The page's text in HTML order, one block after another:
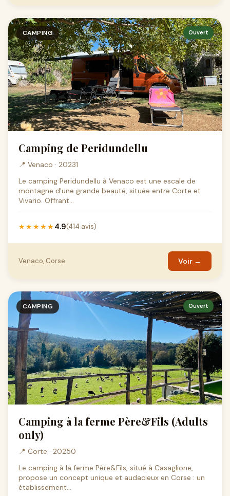
CAMPING Ouvert
Camping de Peridundellu
📍 Venaco · 20231
Le camping Peridundellu à Venaco est une escale de
montagne d'une grande beauté, située entre Corte et
Vivario. Offrant...
★★★★★4.9(414 avis)
Venaco, Corse Voir →
CAMPING Ouvert
Camping à la ferme Père&Fils (Adults
only)
📍 Corte · 20250
Le camping à la ferme Père&Fils, situé à Casaglione,
propose un concept unique et audacieux en Corse : un
établissement...